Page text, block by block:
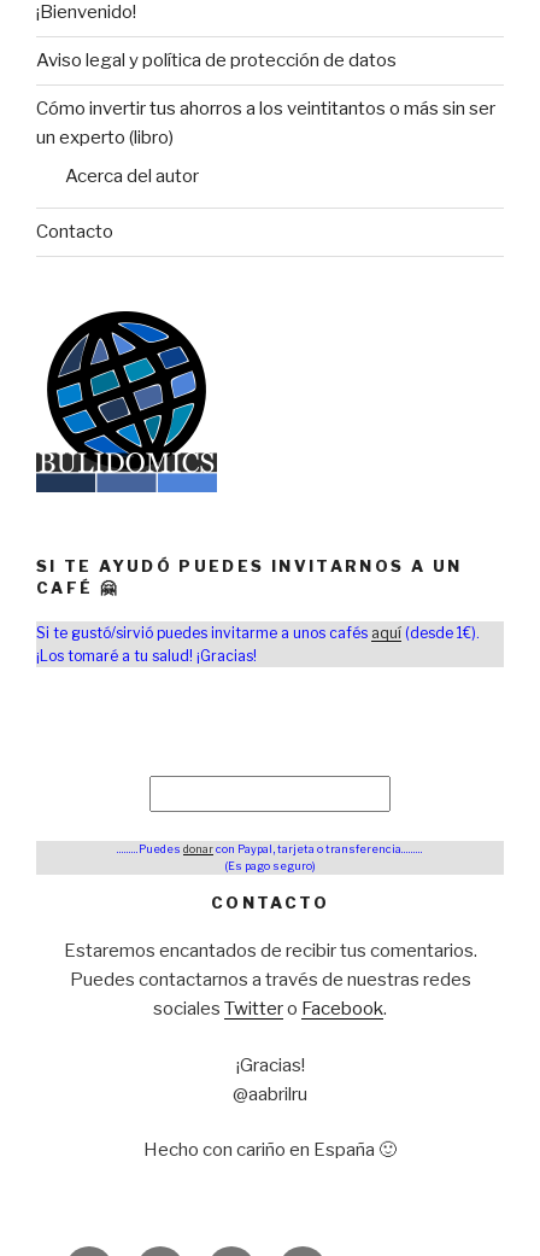
¡Bienvenido!
Aviso legal y política de protección de datos
Cómo invertir tus ahorros a los veintitantos o más sin ser
un experto (libro)
Acerca del autor
Contacto
SI TE AYUDÓ PUEDES INVITARNOS A UN
CAFÉ 🤗
Si te gustó/sirvió puedes invitarme a unos cafés aquí (desde 1€).
¡Los tomaré a tu salud! ¡Gracias!
………Puedes donarcon Paypal, tarjeta o transferencia………
(Es pago seguro)
CONTACTO
Estaremos encantados de recibir tus comentarios.
Puedes contactarnos a través de nuestras redes
sociales Twittero Facebook.
¡Gracias!
@aabrilru
Hecho con cariño en España 🙂